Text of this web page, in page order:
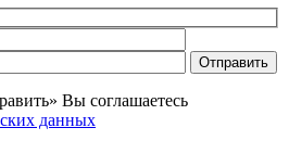
Оставьте
Вы соглашаетесь
данных